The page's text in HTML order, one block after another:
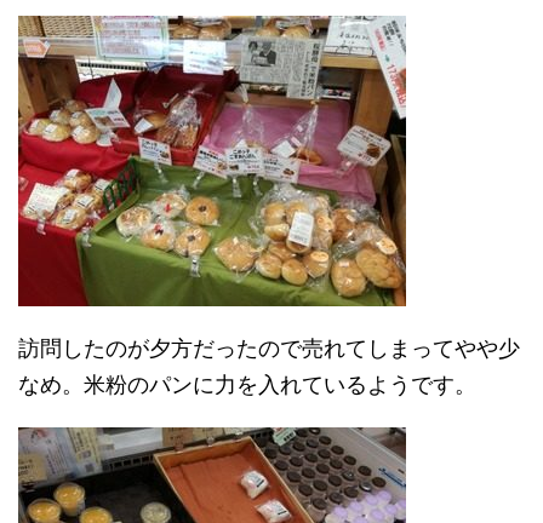
訪問したのが夕方だったので売れてしまってやや少
なめ。米粉のパンに力を入れているようです。